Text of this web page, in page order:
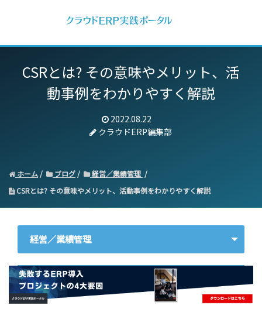
CSRとは? その意味やメリット、活
動事例をわかりやすく解説
2022.08.22
クラウドERP編集部
ホーム ブログ
経営／業績管理
CSRとは? その意味やメリット、活動事例をわかりやすく解説
経営／業績管理
ERP
会計